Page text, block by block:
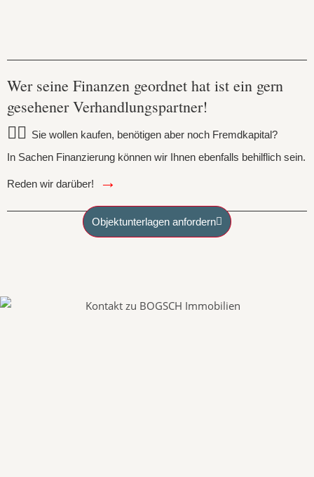
Wer seine Finanzen geordnet hat ist ein gern
gesehener Verhandlungspartner!
👉🏻 Sie wollen kaufen, benötigen aber noch Fremdkapital?
In Sachen Finanzierung können wir Ihnen ebenfalls behilflich sein.
Reden wir darüber! →
Objektunterlagen anfordern